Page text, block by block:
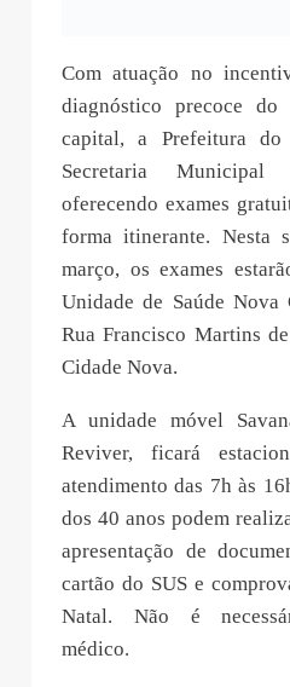
Com atuação no
diagnóstico precoce
capital, a Prefeitura
Secretaria
oferecendo exames
forma itinerante. Nesta
março, os exames
Unidade de Saúde Nova
Rua Francisco Martins
Cidade Nova.
A unidade móvel
Reviver, ficará
atendimento das 7h às
dos 40 anos podem
apresentação de
cartão do SUS e
Natal. Não é
médico.